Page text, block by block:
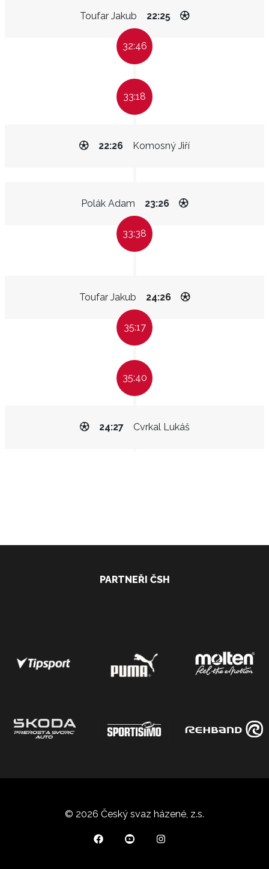
Toufar Jakub 22:25
32:46
33:18
Komosný Jiří
22:26
Polák Adam 23:26
33:38
Toufar Jakub 24:26
35:17
35:40
Cvrkal Lukáš
24:27
PARTNEŘI ČSH
© 2026 Český svaz házené, z.s.